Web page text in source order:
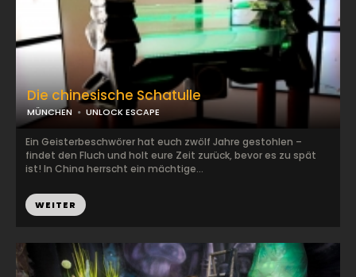
Die chinesische Schatulle
MÜNCHEN UNLOCK ESCAPE
Ein Geisterbeschwörer hat euch zwölf Jahre gestohlen –
findet den Fluch und holt eure Zeit zurück, bevor es zu spät
ist! In China herrscht ein mächtige...
WEITER